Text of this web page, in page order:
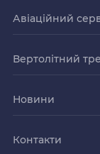
Авіаційний
Вертолітний
Новини
Контакти